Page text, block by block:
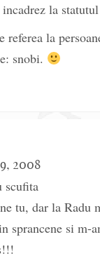
la
referea la
snobi.
2008
scufita
tu, dar la Radu
sprancene si m-